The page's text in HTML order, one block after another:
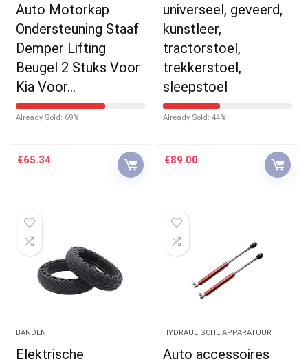
Auto Motorkap
Ondersteuning Staaf
Demper Lifting
Beugel 2 Stuks Voor
Kia Voor…
Already Sold: 69%
€65.34
universeel, geveerd,
kunstleer,
tractorstoel,
trekkerstoel,
sleepstoel
Already Sold: 44%
€89.00
BANDEN
Elektrische
HYDRAULISCHE APPARATUUR
Auto accessoires